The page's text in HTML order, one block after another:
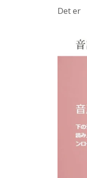
Det er